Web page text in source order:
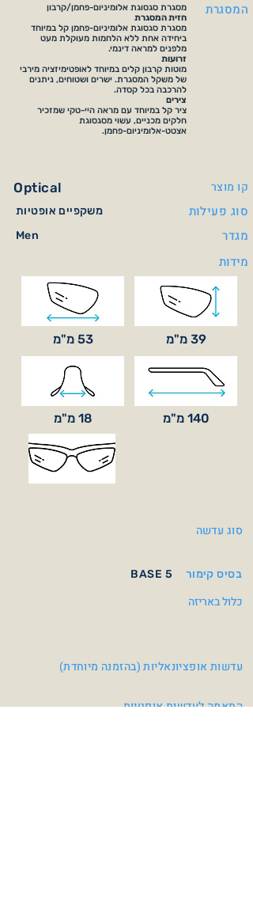
מסגרת סגסוגת אלומיניום-פחמן/קרבון
חזית המסגרת
מסגרת סגסוגת אלומיניום-פחמן קל במיוחד
ביחידה אחת ללא הלחמות מעוקלת מעט
מלפנים למראה דינמי.
זרועות
מוטות קרבון קלים במיוחד לאופטימיזציה מירבי
של משקל המסגרת. ישרים ושטוחים, ניתנים
להרכבה בכל קסדה.
צירים
ציר קל במיוחד עם מראה היי-טקי שמזכיר
חלקים מכניים, עשוי מסגסוגת
אצטט-אלומיניום-פחמן.
המסגרת
Optical קו מוצר
משקפיים אופטיות סוג פעילות
Men
מגדר
מידות
53 מ"מ 39 מ"מ
18 מ"מ 140 מ"מ
סוג עדשה
BASE 5 בסיס קימור
כלול באריזה
עדשות אופציונאליות (בהזמנה מיוחדת)
התאמה לעדשות אופטיות